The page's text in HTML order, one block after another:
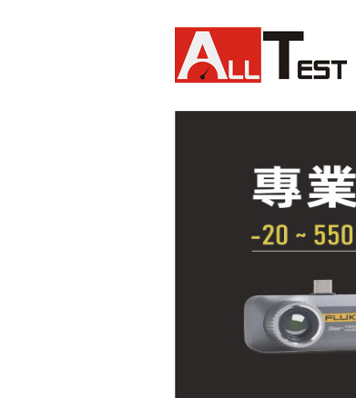
Fluke TiS75 PRO 紅外線熱影像
儀
Fluke TiS65 PRO 紅外線熱影像
儀